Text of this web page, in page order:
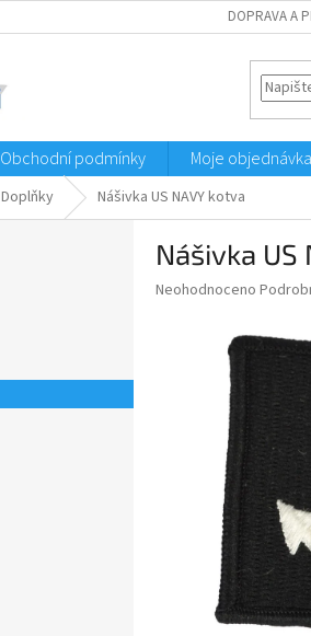
DOPRAVA A
Obchodní podmínky Moje objednávka
Doplňky Nášivka US NAVY kotva
Nášivka US
Průměrné
Neohodnoceno